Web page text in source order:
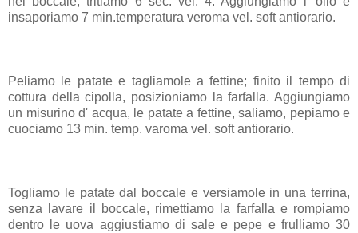
insaporiamo 7 min.temperatura veroma vel. soft antiorario.
Peliamo le patate e tagliamole a fettine; finito il tempo di
cottura della cipolla, posizioniamo la farfalla. Aggiungiamo
un misurino d' acqua, le patate a fettine, saliamo, pepiamo e
cuociamo 13 min. temp. varoma vel. soft antiorario.
Togliamo le patate dal boccale e versiamole in una terrina,
senza lavare il boccale, rimettiamo la farfalla e rompiamo
dentro le uova aggiustiamo di sale e pepe e frulliamo 30